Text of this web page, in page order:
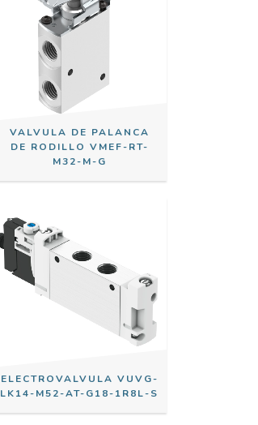
VALVULA DE PALANCA
DE RODILLO VMEF-RT-
M32-M-G
ELECTROVALVULA VUVG-
LK14-M52-AT-G18-1R8L-S